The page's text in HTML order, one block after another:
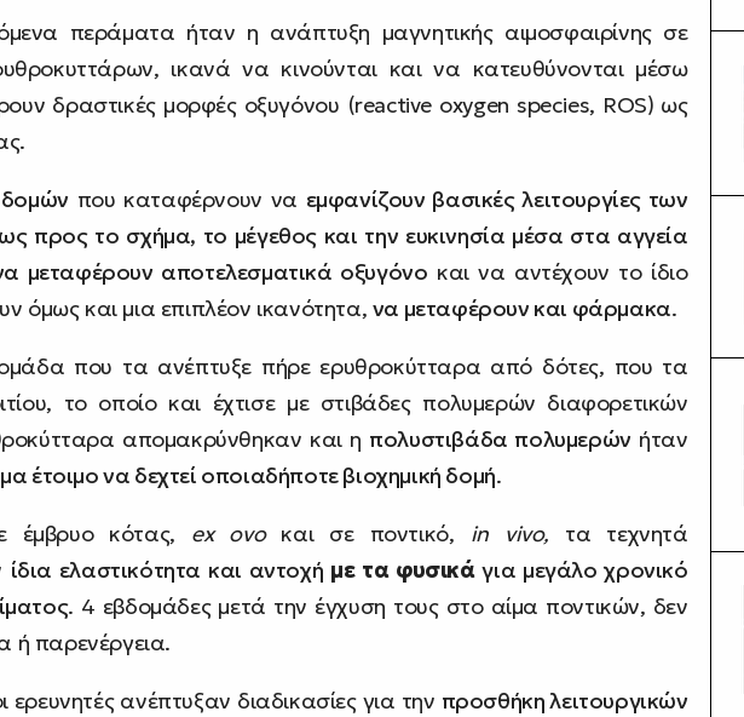
περάματα ήταν η ανάπτυξη μαγνητικής αιμοσφαιρίνης σε
ικανά να κινούνται και να κατευθύνονται μέσω
δραστικές μορφές οξυγόνου (reactive oxygen species, ROS) ως
που καταφέρνουν να εμφανίζουν βασικές λειτουργίες των
ως προς το σχήμα, το μέγεθος και την ευκινησία μέσα στα αγγεία
μεταφέρουν αποτελεσματικά οξυγόνο και να αντέχουν το ίδιο
όμως και μια επιπλέον ικανότητα, να μεταφέρουν και φάρμακα.
που τα ανέπτυξε πήρε ερυθροκύτταρα από δότες, που τα
το οποίο και έχτισε με στιβάδες πολυμερών διαφορετικών
απομακρύνθηκαν και η πολυστιβάδα πολυμερών ήταν
έτοιμο να δεχτεί οποιαδήποτε βιοχημική δομή.
κότας, ex ovoκαι σε ποντικό, in vivo, τα τεχνητά
ίδια ελαστικότητα και αντοχή με τα φυσικάγια μεγάλο χρονικό
. 4 εβδομάδες μετά την έγχυση τους στο αίμα ποντικών, δεν
ή παρενέργεια.
ερευνητές ανέπτυξαν διαδικασίες για την προσθήκη λειτουργικών